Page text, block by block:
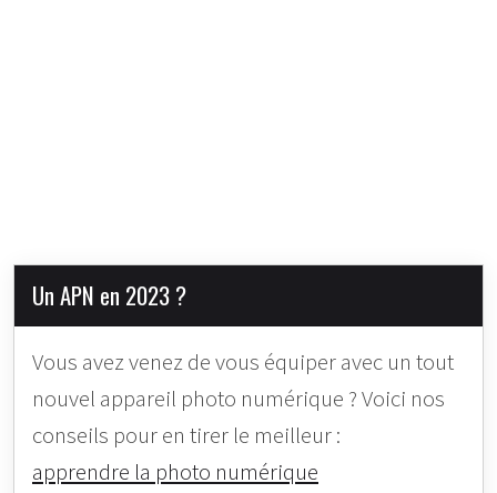
Un APN en 2023 ?
Vous avez venez de vous équiper avec un tout
nouvel appareil photo numérique ? Voici nos
conseils pour en tirer le meilleur :
apprendre la photo numérique